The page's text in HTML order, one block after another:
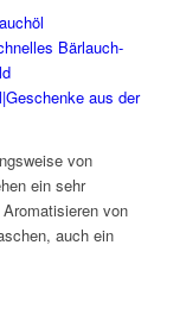
von
ein sehr
von
auch ein